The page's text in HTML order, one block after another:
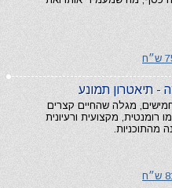
- תיאטרון תמונע
חמישים, מגלה שהחיים קצרים
רומנטית, מקצועית ורעיונית
מהתוכניות.